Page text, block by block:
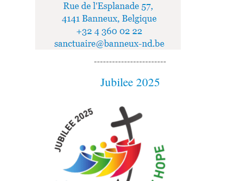
------------------------
Jubilee 2025